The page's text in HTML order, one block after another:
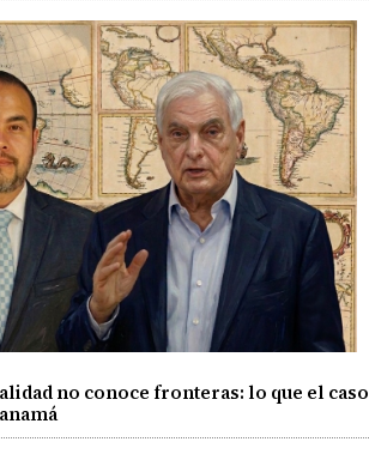
no conoce fronteras: lo que el caso